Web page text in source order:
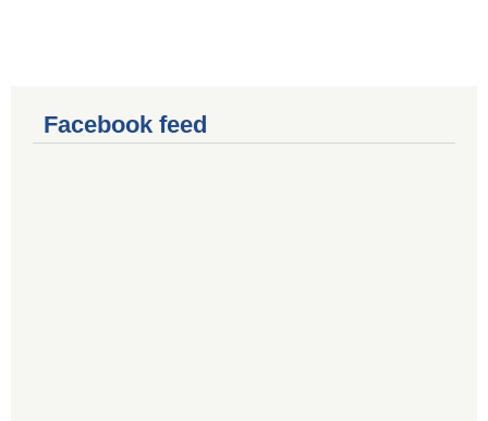
Facebook feed